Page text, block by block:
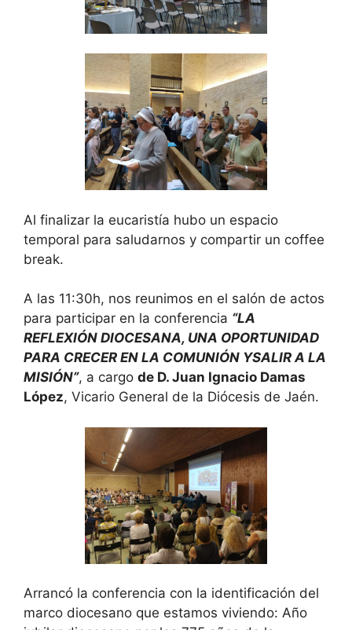
Al finalizar la eucaristía hubo un espacio
temporal para saludarnos y compartir un coffee
break.
A las 11:30h, nos reunimos en el salón de actos
para participar en la conferencia “LA
REFLEXIÓN DIOCESANA, UNA OPORTUNIDAD
PARA CRECER EN LA COMUNIÓN YSALIR A LA
MISIÓN”, a cargo de D. Juan Ignacio Damas
López, Vicario General de la Diócesis de Jaén.
Arrancó la conferencia con la identificación del
marco diocesano que estamos viviendo: Año